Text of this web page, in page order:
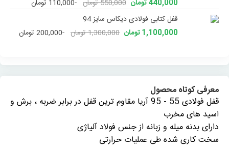
440,000 تومان
550,000 تومان
-110,000 تومان
قفل کتابی فولادی دیکاس سایز 94
1,100,000 تومان
1,300,000 تومان -200,000 تومان
معرفی کوتاه محصول
قفل فولادی 55 - 95 آریا مقاوم ترین قفل در برابر ضربه ، برش و
اسید های مخرب
دارای بدنه میله و زبانه از جنس فولاد آلیاژی
سخت کاری شده طی عملیات حرارتی